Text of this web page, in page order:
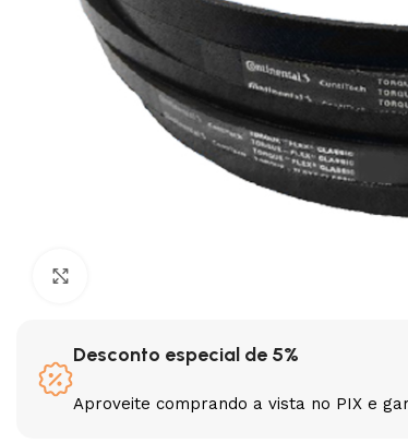
3L 3VX
Desconto especial de 5%
Aproveite comprando a vista no PIX e